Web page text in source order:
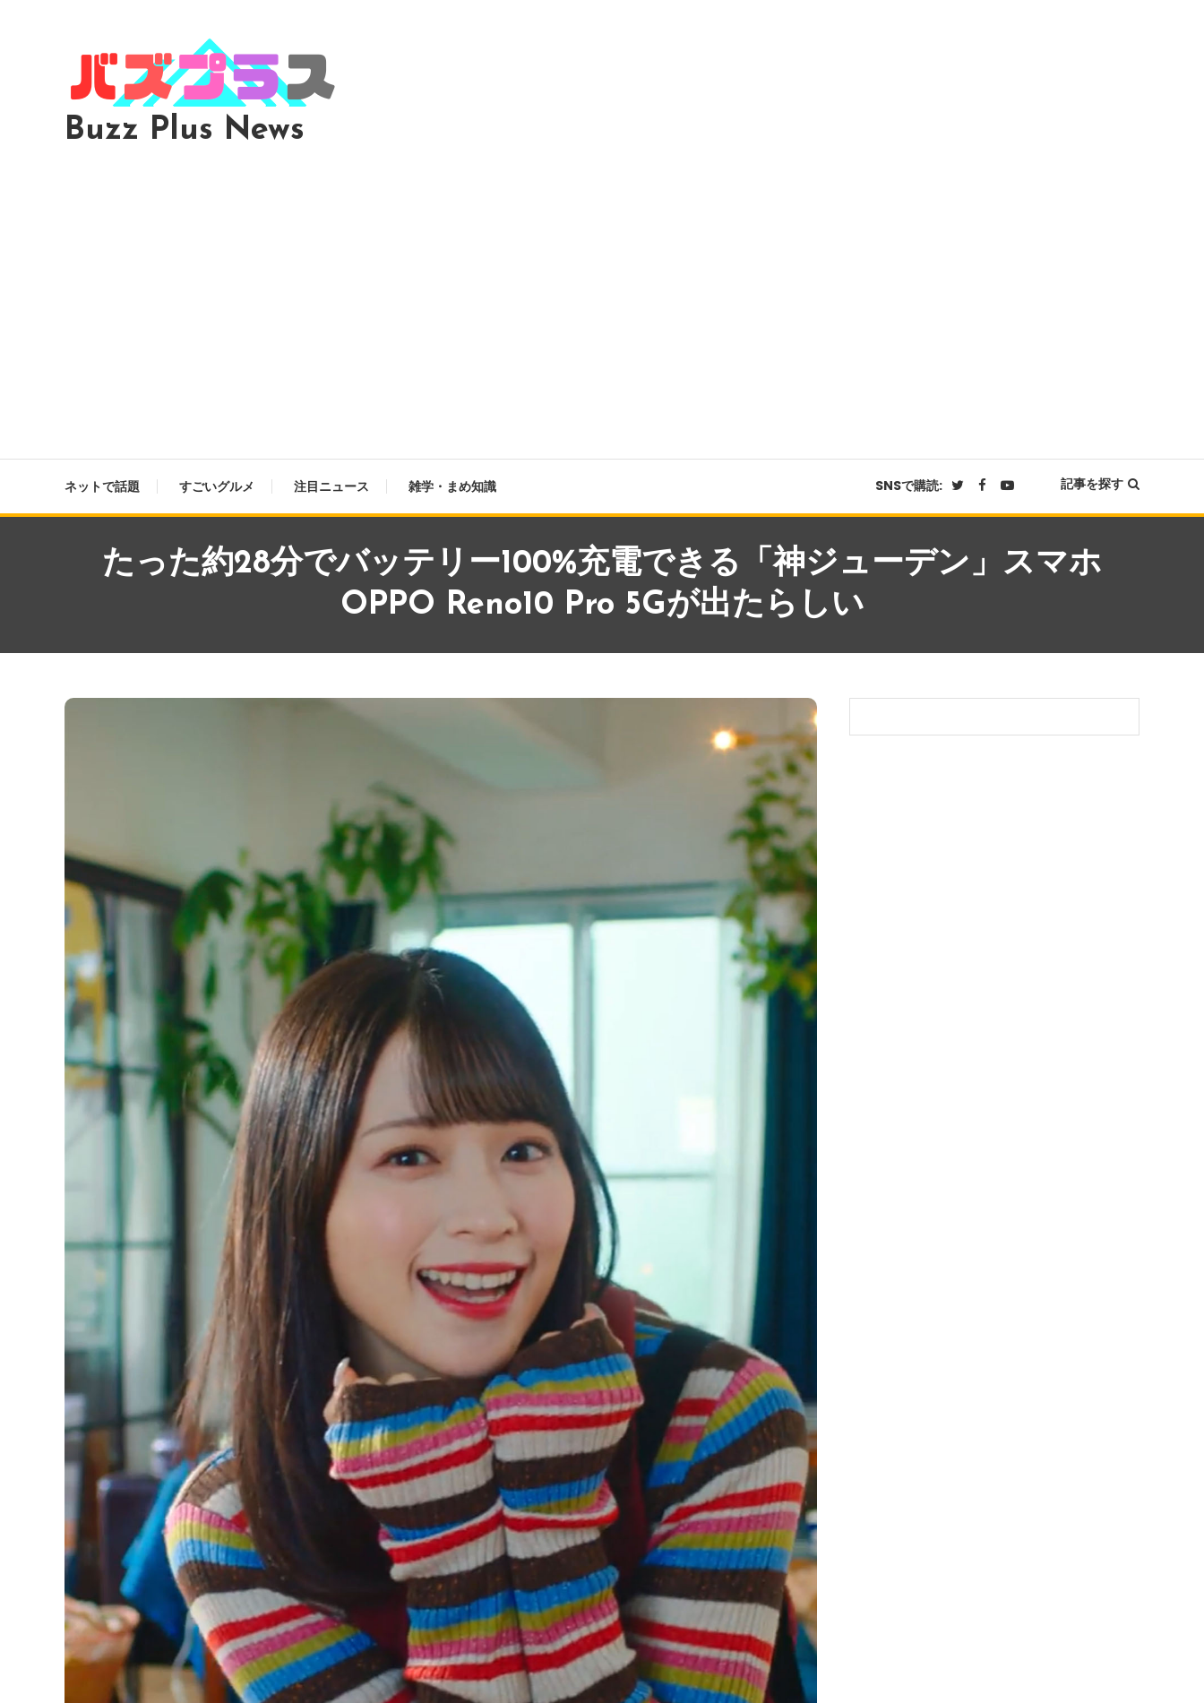
Buzz Plus News
ネットで話題 すごいグルメ 注目ニュース 雑学・まめ知識 SNSで購読: 記事を探す
たった約28分でバッテリー100%充電できる「神ジューデン」スマホ
OPPO Reno10 Pro 5Gが出たらしい